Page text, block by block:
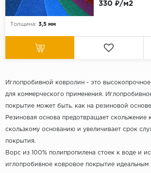
Толщина: 3,5 мм
330 ₽/м2
Иглопробивной ковролин - это
для коммерческого применения.
покрытие может быть, как на резиновой
Резиновая основа предотвращает скольжение
скользкому основанию и увеличивает срок
покрытия.
Ворс из 100% полипропилена стоек к воде и
иглопробивное ковровое покрытие идеальным